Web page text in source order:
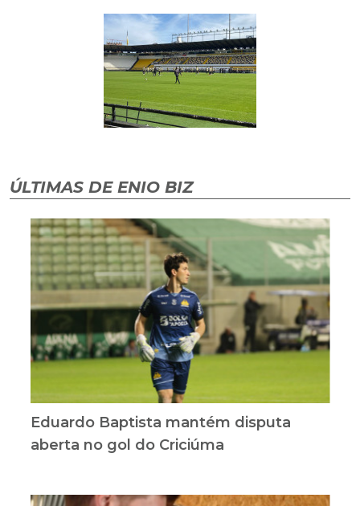
ÚLTIMAS DE ENIO BIZ
Eduardo Baptista mantém disputa
aberta no gol do Criciúma